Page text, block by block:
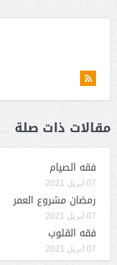
مقالات ذات صلة
فقه الصيام
07 أبريل 2021
رمضان مشروع العمر
07 أبريل 2021
فقه القلوب
07 أبريل 2021